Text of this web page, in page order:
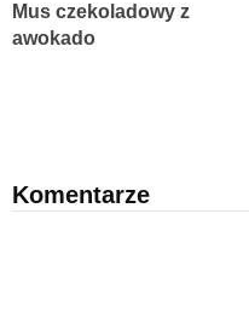
Mus czekoladowy z
awokado
Komentarze